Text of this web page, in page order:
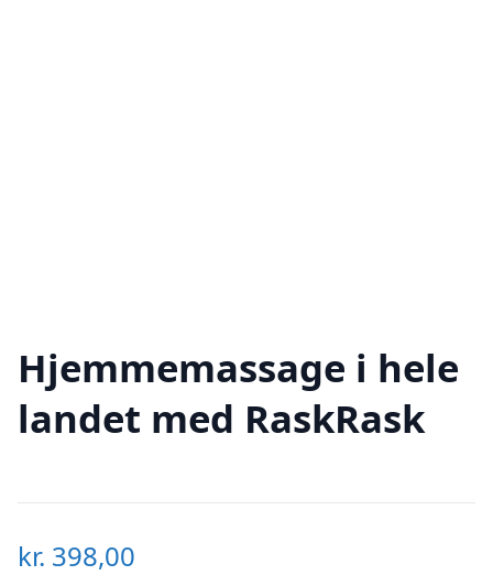
Hjemmemassage i hele
landet med RaskRask
kr. 398,00